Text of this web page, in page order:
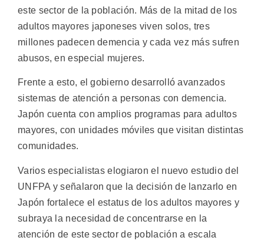
este sector de la población. Más de la mitad de los
adultos mayores japoneses viven solos, tres
millones padecen demencia y cada vez más sufren
abusos, en especial mujeres.
Frente a esto, el gobierno desarrolló avanzados
sistemas de atención a personas con demencia.
Japón cuenta con amplios programas para adultos
mayores, con unidades móviles que visitan distintas
comunidades.
Varios especialistas elogiaron el nuevo estudio del
UNFPA y señalaron que la decisión de lanzarlo en
Japón fortalece el estatus de los adultos mayores y
subraya la necesidad de concentrarse en la
atención de este sector de población a escala